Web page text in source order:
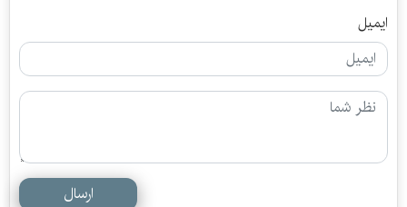
ایمیل
ارسال